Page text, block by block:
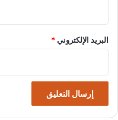
البريد الإلكتروني*